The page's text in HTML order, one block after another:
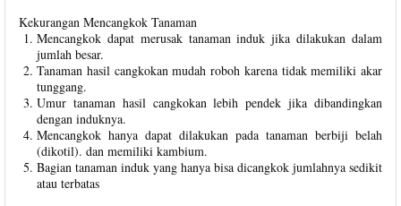
Kekurangan Mencangkok Tanaman
Mencangkok dapat merusak tanaman induk jika dilakukan dalam
jumlah besar.
Tanaman hasil cangkokan mudah roboh karena tidak memiliki akar
tunggang.
Umur tanaman hasil cangkokan lebih pendek jika dibandingkan
dengan induknya.
Mencangkok hanya dapat dilakukan pada tanaman berbiji belah
(dikotil). dan memiliki kambium.
Bagian tanaman induk yang hanya bisa dicangkok jumlahnya sedikit
atau terbatas